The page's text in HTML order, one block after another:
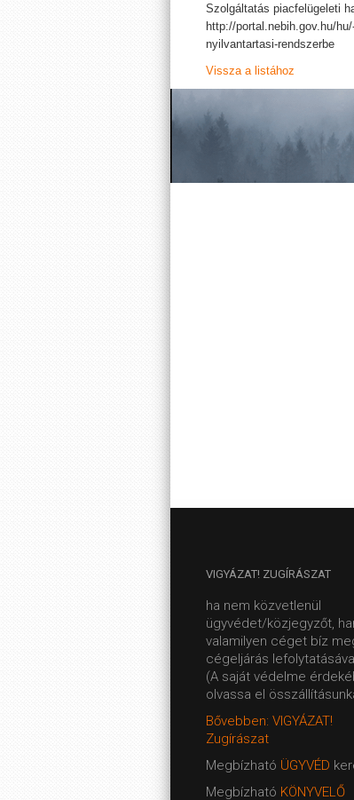
Szolgáltatás piacfelügeleti
http://portal.nebih.gov.hu/
nyilvantartasi-rendszerbe
Vissza a listához
VIGYÁZAT! ZUGÍRÁSZAT
ha nem közvetlenül
ügyvédet/közjegyzőt,
valamilyen céget bíz
cégeljárás
(A saját védelme
olvassa el
Bővebben: VIGYÁZAT!
Zugírászat
Megbízható ÜGYVÉD
Megbízható KÖNYVELŐ